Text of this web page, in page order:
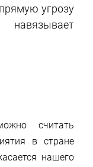
угрозу
считать
в стране
нашего